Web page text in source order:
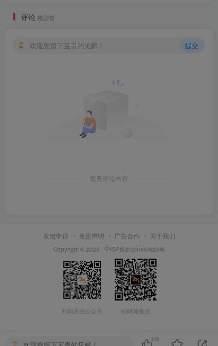
评论 抢沙发
欢迎您留下宝贵的见解！ 提交
暂无评论内容
友链申请 免责声明 广告合作 关于我们
Copyright © 2023 · 宁ICP备2023000623号
扫码关注公众号 扫码加微信
318